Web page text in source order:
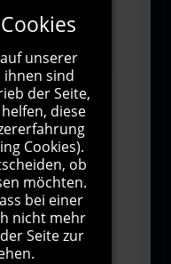
diese Website
erhebt.
unserer
ihnen sind
der Seite,
diese
Cookies).
ob
möchten.
bei einer
nicht mehr
Seite zur